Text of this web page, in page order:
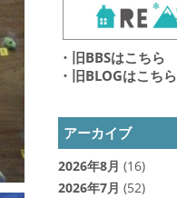
・旧BBSはこちら
・旧BLOGはこちら
アーカイブ
2026年8月 (16)
2026年7月 (52)